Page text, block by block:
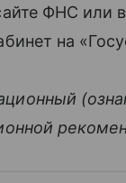
ФНС или
на